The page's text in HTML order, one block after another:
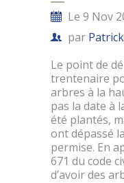
Le 9 Nov
par
Le point de
trentenaire
arbres à la
pas la date à
été plantés,
ont dépassé
permise. En
671 du code
d’avoir des